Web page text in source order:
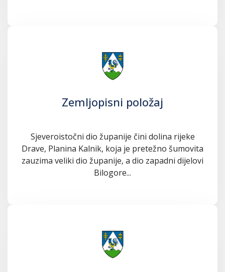
Zemljopisni položaj
Sjeveroistočni dio županije čini dolina rijeke
Drave, Planina Kalnik, koja je pretežno šumovita
zauzima veliki dio županije, a dio zapadni dijelovi
Bilogore...